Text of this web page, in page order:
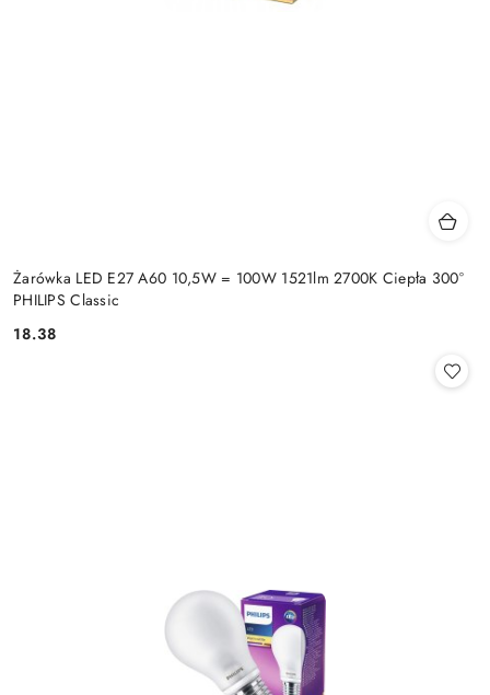
Żarówka LED E27 A60 10,5W = 100W 1521lm 2700K Ciepła 300°
PHILIPS Classic
Cena:
18.38